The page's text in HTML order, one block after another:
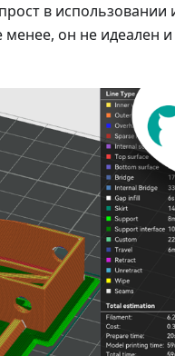
в использовании
менее, он не идеален